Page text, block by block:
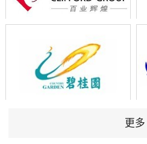
更多